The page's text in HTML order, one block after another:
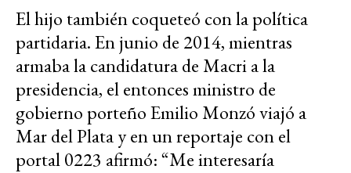
El hijo también coqueteó con la política
partidaria. En junio de 2014, mientras
armaba la candidatura de Macri a la
presidencia, el entonces ministro de
gobierno porteño Emilio Monzó viajó a
Mar del Plata y en un reportaje con el
portal 0223 afirmó: “Me interesaría